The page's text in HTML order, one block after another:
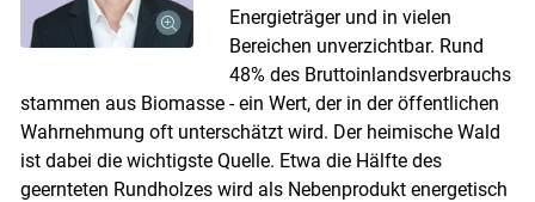
Energieträger und in vielen
Bereichen unverzichtbar. Rund
48% des Bruttoinlandsverbrauchs
stammen aus Biomasse - ein Wert, der in der öffentlichen
Wahrnehmung oft unterschätzt wird. Der heimische Wald
ist dabei die wichtigste Quelle. Etwa die Hälfte des
geernteten Rundholzes wird als Nebenprodukt energetisch